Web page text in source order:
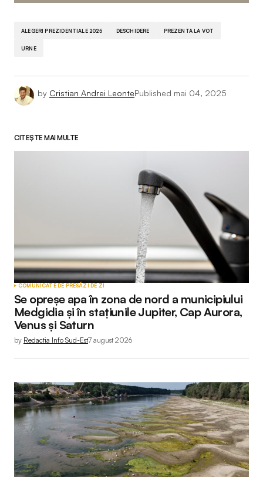
ALEGERI PREZIDENTIALE 2025 DESCHIDERE PREZENTA LA VOT
URNE
by Cristian Andrei LeontePublished mai 04, 2025
CITEȘTE MAI MULTE
COMUNICATE DE PRESĂZI DE ZI
Se opreșe apa în zona de nord a municipiului
Medgidia și în stațiunile Jupiter, Cap Aurora,
Venus și Saturn
by Redactia Info Sud-Est7 august 2026